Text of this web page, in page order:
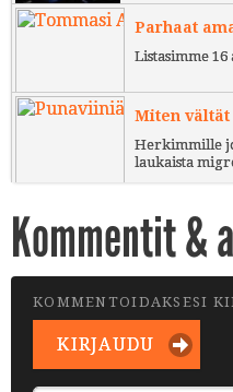
Parhaat
Listasimme
Miten vältät
Herkimmille
laukaista
Kommentit &
KOMMENTOIDAKSESI
KIRJAUDU